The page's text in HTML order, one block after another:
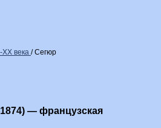
XX века /Сегюр
— французская